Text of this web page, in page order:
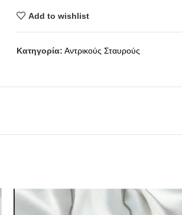
Add to wishlist
Κατηγορία: Αντρικούς Σταυρούς